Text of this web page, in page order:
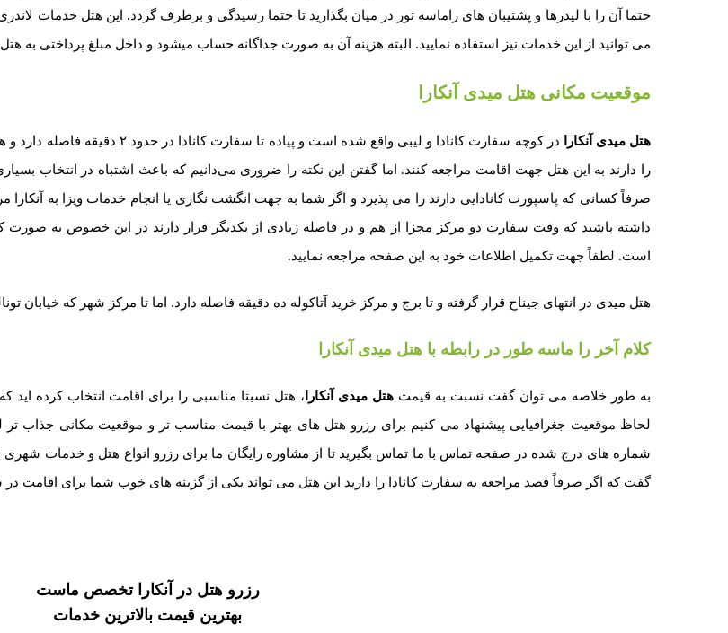
حتما آن را با لیدرها و پشتیبان های راماسه تور در میان بگذارید تا حتما رسیدگی و برطرف گردد. این هتل خدمات
می توانید از این خدمات نیز استفاده نمایید. البته هزینه آن به صورت جداگانه حساب میشود و داخل مبلغ پرداختی
موقعیت مکانی هتل میدی آنکارا
هتل میدی آنکارا
در کوچه سفارت کانادا و لیبی واقع
را دارند به این هتل جهت اقامت مراجعه کنند. اما گفتن این نکته را ضروری می‌دانیم که باعث اشتباه در انتخاب
صرفاً کسانی که پاسپورت کانادایی دارند را می پذیرد و اگر شما به جهت انگشت نگاری یا انجام خدمات ویزا به آنکارا
داشته باشید که وقت سفارت دو مرکز مجزا از هم و در فاصله زیادی از یکدیگر قرار دارند در این خصوص به
است. لطفاً جهت تکمیل اطلاعات خود به این صفحه مراجعه نمایید.
هتل میدی در انتهای جیناح قرار گرفته و تا برج و مرکز خرید آتاکوله ده دقیقه فاصله دارد. اما تا مرکز شهر که خیابان تونالی می باشد
کلام آخر را ماسه طور در رابطه با هتل میدی آنکارا
به طور خلاصه می توان گفت نسبت به قیمت هتل میدی آنکارا ، هتل نسبتا مناسبی را برای اقامت انتخاب کرده اید
لحاظ موقعیت جغرافیایی پیشنهاد می کنیم برای رزرو هتل های بهتر با قیمت مناسب تر و موقعیت مکانی جذاب تر
شماره های درج شده در صفحه تماس با ما تماس بگیرید تا از مشاوره رایگان ما برای رزرو انواع هتل و خدمات شهری
گفت که اگر صرفاً قصد مراجعه به سفارت کانادا را دارید این هتل می تواند یکی از گزینه های خوب شما برای اقامت در
رزرو هتل در آنکارا تخصص ماست
بهترین قیمت بالاترین خدمات